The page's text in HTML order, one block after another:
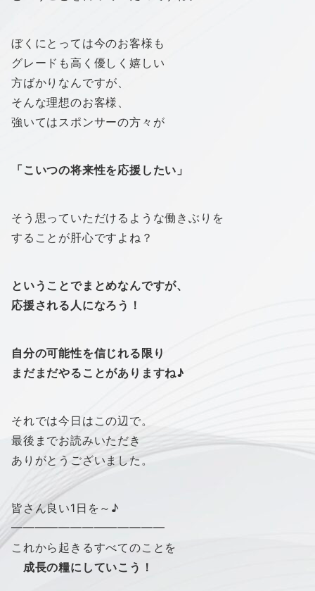
ぼくにとっては今のお客様も
グレードも高く優しく嬉しい
方ばかりなんですが、
そんな理想のお客様、
強いてはスポンサーの方々が
「こいつの将来性を応援したい」
そう思っていただけるような働きぶりを
することが肝心ですよね？
ということでまとめなんですが、
応援される人になろう！
自分の可能性を信じれる限り
まだまだやることがありますね♪
それでは今日はこの辺で。
最後までお読みいただき
ありがとうございました。
皆さん良い1日を～♪
━━━━━━━━━━━━━
これから起きるすべてのことを
成長の糧にしていこう！